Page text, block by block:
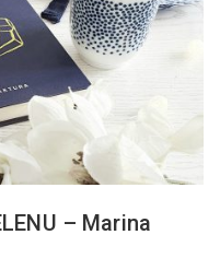
– Marina